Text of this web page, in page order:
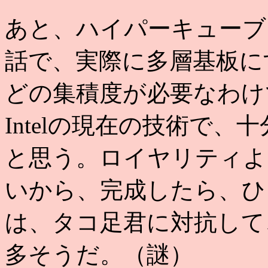
あと、ハイパーキュー
話で、実際に多層基板
どの集積度が必要なわ
Intelの現在の技術で、
と思う。ロイヤリティ
いから、完成したら、
は、タコ足君に対抗し
多そうだ。（謎）